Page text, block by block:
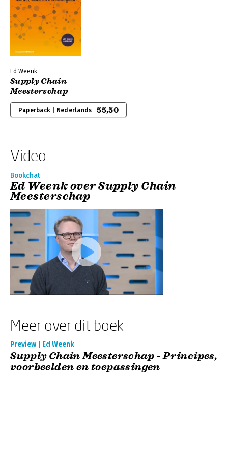
Ed Weenk
Supply Chain
Meesterschap
Paperback | Nederlands 55,50
Video
Bookchat
Ed Weenk over Supply Chain
Meesterschap
Meer over dit boek
Preview | Ed Weenk
Supply Chain Meesterschap - Principes,
voorbeelden en toepassingen